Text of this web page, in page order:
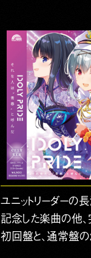
ユニットリーダー
記念した楽曲の他
初回盤と、通常盤